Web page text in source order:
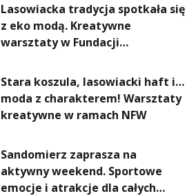
Lasowiacka tradycja spotkała się
z eko modą. Kreatywne
warsztaty w Fundacji
Stara koszula, lasowiacki haft i…
moda z charakterem! Warsztaty
kreatywne w ramach NFW
Sandomierz zaprasza na
aktywny weekend. Sportowe
emocje i atrakcje dla całych